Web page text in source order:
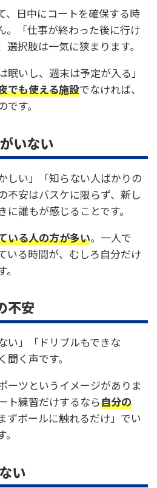
、日中にコートを確保する時
。「仕事が終わった後に行け
択肢は一気に狭まります。
眠いし、週末は予定が入る」
でも使える施設でなければ、
す。
いない
しい」「知らない人ばかりの
不安はバスケに限らず、新し
誰もが感じることです。
いる人の方が多い。一人で
いる時間が、むしろ自分だけ
不安
い」「ドリブルもできな
く声です。
ーツというイメージがありま
ト練習だけするなら自分の
ずボールに触れるだけ」でい
い